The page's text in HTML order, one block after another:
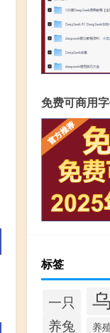
免费可商用
标签
一只
养兔 养